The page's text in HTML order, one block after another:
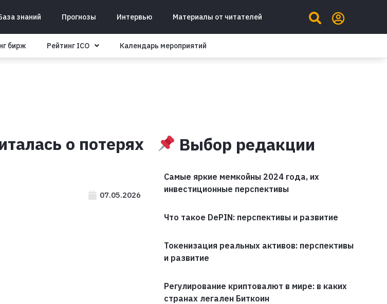
знаний Прогнозы Интервью Материалы от читателей
бирж Рейтинг ICO Календарь мероприятий
о потерях
07.05.2026
Выбор редакции
Самые яркие мемкойны 2024 года, их
инвестиционные перспективы
Что такое DePIN: перспективы и развитие
Токенизация реальных активов: перспективы
и развитие
Регулирование криптовалют в мире: в каких
странах легален Биткоин